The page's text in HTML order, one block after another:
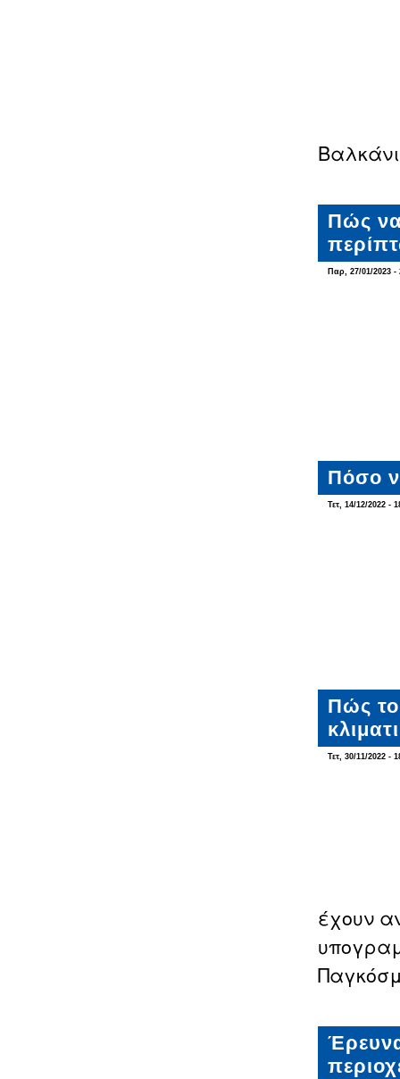
Πώς
Παρ, 27/01/2023 -
Πόσο
Τετ, 14/12/2022 -
Πώς το
Τετ, 30/11/2022 -
έχουν